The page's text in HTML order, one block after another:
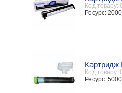
Код товару:
Ресурс: 2000
Картридж
Код товару:
Ресурс: 5000